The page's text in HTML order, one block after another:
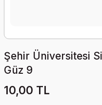
Şehir Üniversitesi
Güz 9
10,00 TL